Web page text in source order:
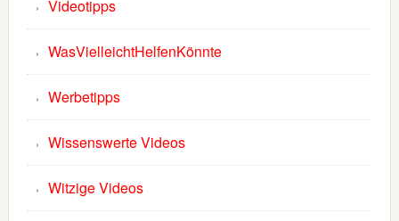
Videotipps
WasVielleichtHelfenKönnte
Werbetipps
Wissenswerte Videos
Witzige Videos